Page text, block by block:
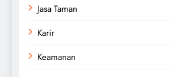
Jasa Taman
Karir
Keamanan